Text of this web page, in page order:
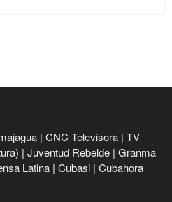
| CNC Televisora | TV
| Juventud Rebelde | Granma
Latina | Cubasi | Cubahora